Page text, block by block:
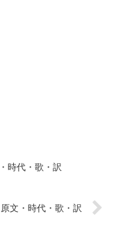
時代・歌・訳
文・時代・歌・訳